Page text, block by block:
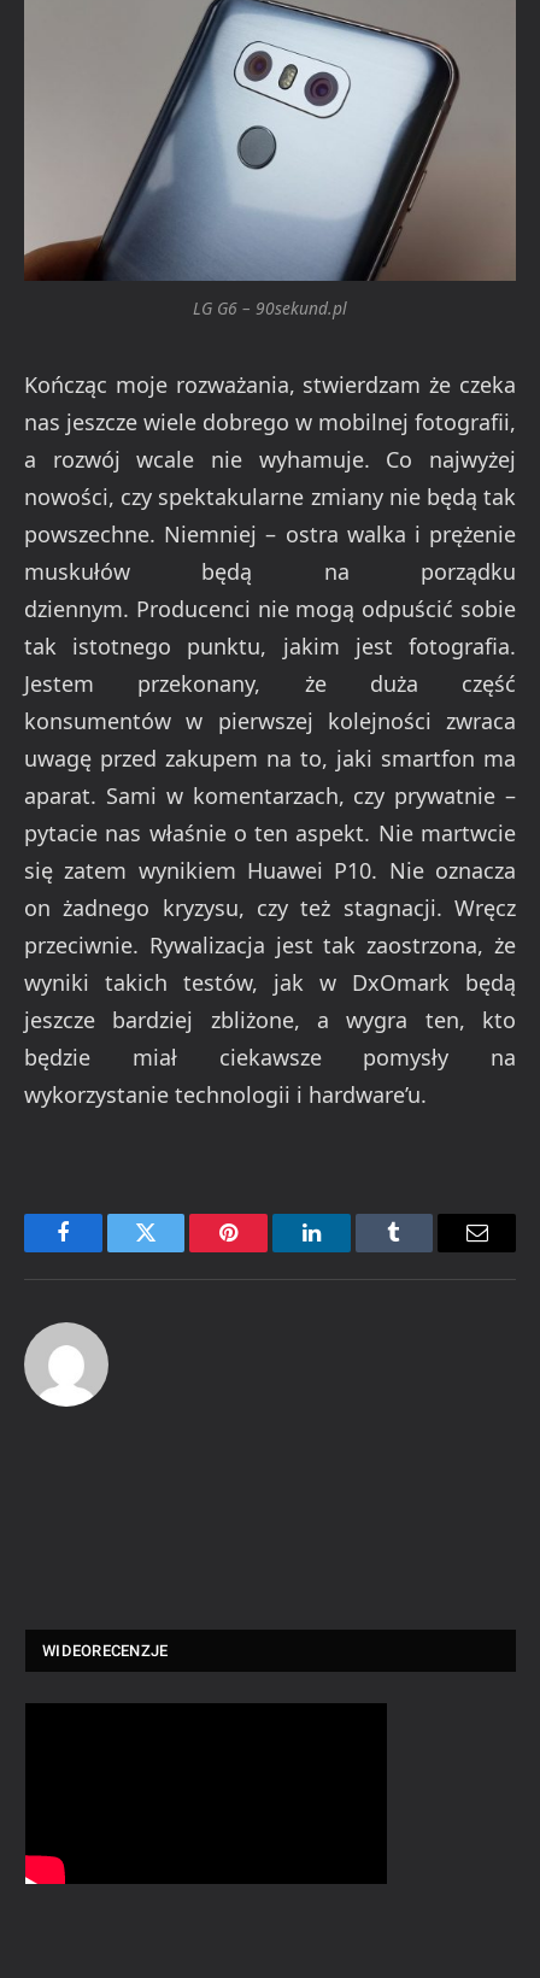
LG G6 – 90sekund.pl
Kończąc moje rozważania, stwierdzam że czeka
nas jeszcze wiele dobrego w mobilnej fotografii,
a rozwój wcale nie wyhamuje. Co najwyżej
nowości, czy spektakularne zmiany nie będą tak
powszechne. Niemniej – ostra walka i prężenie
muskułów będą na porządku
dziennym. Producenci nie mogą odpuścić sobie
tak istotnego punktu, jakim jest fotografia.
Jestem przekonany, że duża część
konsumentów w pierwszej kolejności zwraca
uwagę przed zakupem na to, jaki smartfon ma
aparat. Sami w komentarzach, czy prywatnie –
pytacie nas właśnie o ten aspekt. Nie martwcie
się zatem wynikiem Huawei P10. Nie oznacza
on żadnego kryzysu, czy też stagnacji. Wręcz
przeciwnie. Rywalizacja jest tak zaostrzona, że
wyniki takich testów, jak w DxOmark będą
jeszcze bardziej zbliżone, a wygra ten, kto
będzie miał ciekawsze pomysły na
wykorzystanie technologii i hardware’u.
FacebookTwitter Pinterest LinkedInTumblr Email
WIDEORECENZJE